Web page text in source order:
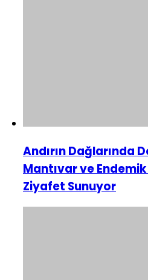
Andırın Dağlarında
Mantıvar ve
Ziyafet Sunuyor